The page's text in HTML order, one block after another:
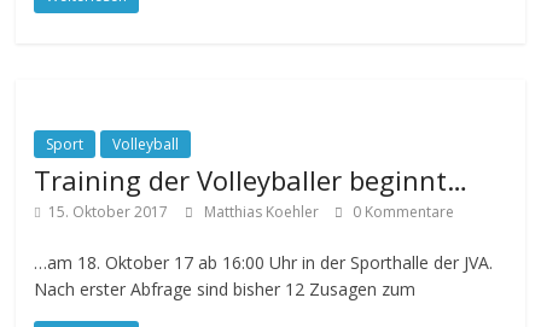
Sport Volleyball
Training der Volleyballer beginnt…
15. Oktober 2017 Matthias Koehler 0 Kommentare
…am 18. Oktober 17 ab 16:00 Uhr in der Sporthalle der JVA.
Nach erster Abfrage sind bisher 12 Zusagen zum